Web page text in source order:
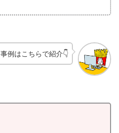
事例はこちらで紹介👇